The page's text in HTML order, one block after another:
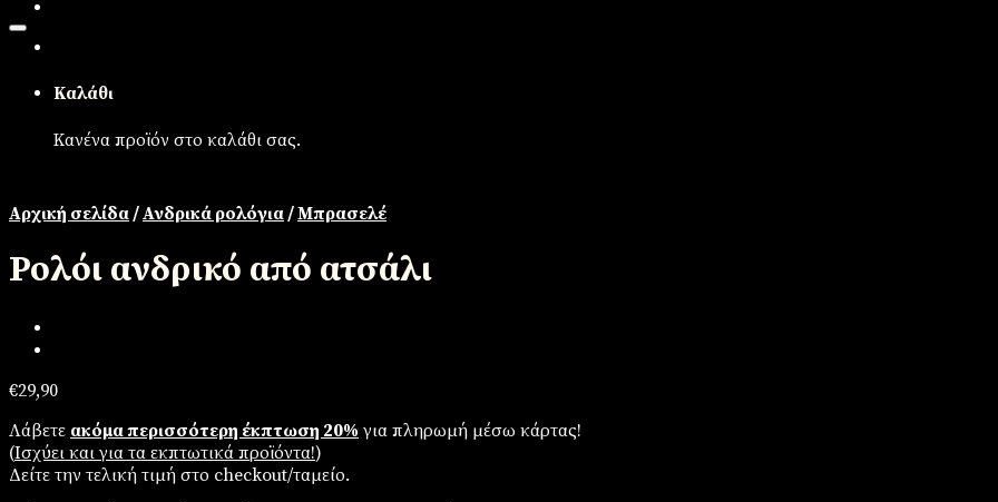
Καλάθι
Κανένα προϊόν στο καλάθι σας.
Αρχική σελίδα/Ανδρικά ρολόγια/Μπρασελέ
Ρολόι ανδρικό από ατσάλι
€29,90
Λάβετε ακόμα περισσότερη έκπτωση 20% για πληρωμή μέσω κάρτας!
(Iσχύει και για τα εκπτωτικά προϊόντα!)
Δείτε την τελική τιμή στο checkout/ταμείο.